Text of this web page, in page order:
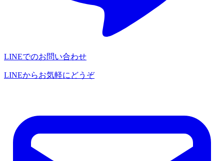
LINEでのお問い合わせ
LINEからお気軽にどうぞ